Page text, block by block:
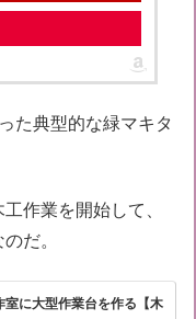
た典型的な緑マキタ
作業を開始して、
だ。
室に大型作業台を作る【木